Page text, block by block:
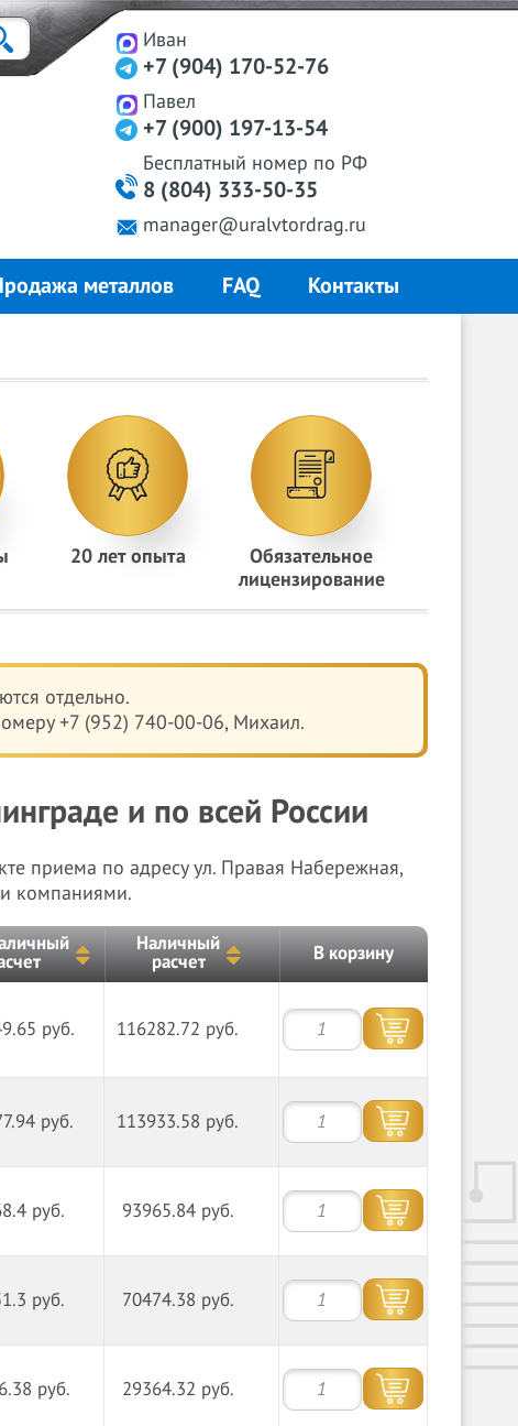
Иван
+7 (904) 170-52-76
Павел
+7 (900) 197-13-54
Бесплатный номер по РФ
8 (804) 333-50-35
manager@uralvtordrag.ru
металлов FAQ Контакты
20 лет опыта
Обязательное
лицензирование
отдельно.
+7 (952) 740-00-06, Михаил.
и по всей России
приема по адресу ул. Правая Набережная,
компаниями.
Наличный
расчет
В корзину
руб. 116282.72 руб.
руб. 113933.58 руб.
руб. 93965.84 руб.
руб. 70474.38 руб.
руб. 29364.32 руб.